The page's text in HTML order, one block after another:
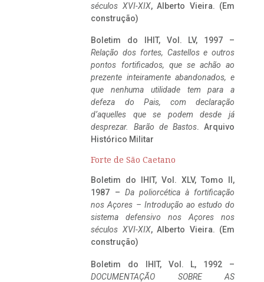
séculos XVI-XIX, Alberto Vieira. (Em
construção)
Boletim do IHIT, Vol. LV, 1997 –
Relação dos fortes, Castellos e outros
pontos fortificados, que se achão ao
prezente inteiramente abandonados, e
que nenhuma utilidade tem para a
defeza do Pais, com declaração
d’aquelles que se podem desde já
desprezar. Barão de Bastos. Arquivo
Histórico Militar
Forte de São Caetano
Boletim do IHIT, Vol. XLV, Tomo II,
1987 – Da poliorcética à fortificação
nos Açores – Introdução ao estudo do
sistema defensivo nos Açores nos
séculos XVI-XIX, Alberto Vieira. (Em
construção)
Boletim do IHIT, Vol. L, 1992 –
DOCUMENTAÇÃO SOBRE AS